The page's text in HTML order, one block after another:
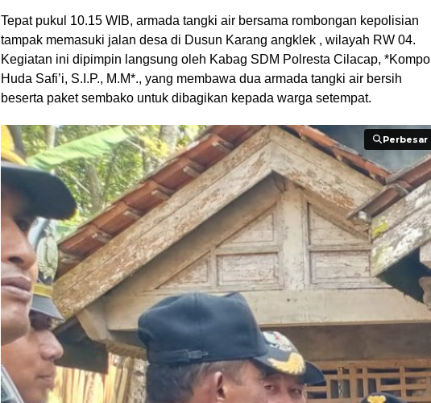
​Tepat pukul 10.15 WIB, armada tangki air bersama rombongan kepolisian
tampak memasuki jalan desa di Dusun Karang angklek , wilayah RW 04.
Kegiatan ini dipimpin langsung oleh Kabag SDM Polresta Cilacap, *Kompol
Huda Safi’i, S.I.P., M.M*., yang membawa dua armada tangki air bersih
beserta paket sembako untuk dibagikan kepada warga setempat.
Perbesar
Perbesar